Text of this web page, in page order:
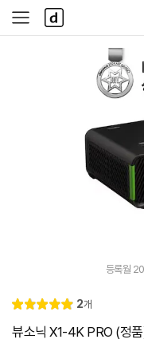
사
이
다
나
와
등록월
별
점
5.
0
리
2개
뷰소닉 X1-4K PRO (정